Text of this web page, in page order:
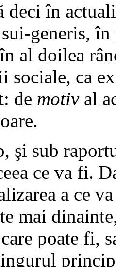
deci în
generis,
al doilea
sociale, ca
de motival
şi sub
ce va fi.
a ce
mai
poate fi,